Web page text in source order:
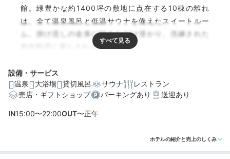
館。緑豊かな約1400坪の敷地に点在する10棟の離れ
は、全て温泉風呂と低温サウナを備えたスイートルー
ム。掛け流しの金泉に好きなだけ浸かり、洗練された
創作料理に満たされる贅沢な旅を。
編集部おすすめの３つのポイント
設備・サービス
温泉
大浴場 貸切風呂 サウナ
レストラン
売店・ギフトショップ
パーキングあり 送迎あり
IN15:00〜22:00OUT〜正午
ホテルの紹介と売上のしくみ